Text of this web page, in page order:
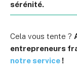
sérénité.
Cela vous tente ?
entrepreneurs
notre service !